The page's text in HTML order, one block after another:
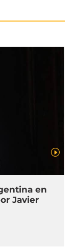
en
Javier